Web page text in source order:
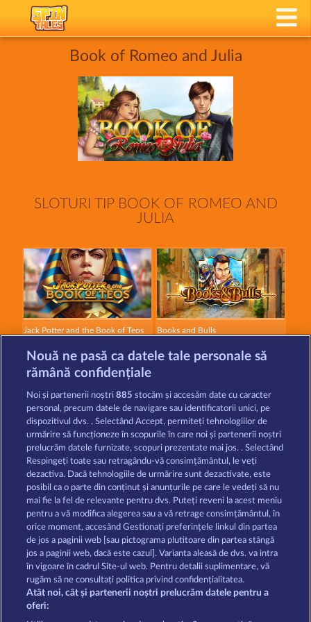
Book of Romeo and Julia
SLOTURI TIP BOOK OF ROMEO AND
JULIA
Jack Potter and the Book of Teos Books and Bulls
Atlas of Legends Magic Book 6
Termeni și condiții
Declarație de confidențialitate
Asistență tehnică Firmă
Întrebări frecvente Program de afiliere
Nouă ne pasă ca datele tale personale să
rămână confidențiale
Noi și partenerii noștri885 stocăm și accesăm date cu caracter
personal, precum datele de navigare sau identificatorii unici, pe
dispozitivul dvs. . Selectând Accept, permiteți tehnologiilor de
urmărire să funcționeze în scopurile în care noi și partenerii noștri
prelucrăm datele furnizate, scopuri prezentate mai jos. . Selectând
Respingeți toate sau retragându-vă consimțământul, le veți
dezactiva. Dacă tehnologiile de urmărire sunt dezactivate, este
posibil ca o parte din conținut și anunțurile pe care le vedeți să nu
mai fie la fel de relevante pentru dvs. Puteți reveni la acest meniu
pentru a vă modifica alegerea sau a vă retrage consimțământul, în
orice moment, accesând Gestionați preferințele linkul din partea
de jos a paginii web [sau pictograma plutitoare din partea stângă
jos a paginii web, dacă este cazul]. Varianta aleasă de dvs. va intra
în vigoare în cadrul Site-ul web. Pentru detalii suplimentare, vă
rugăm să ne consultați politica privind confidențialitatea.
Atât noi, cât și partenerii noștri prelucrăm datele pentru a
oferi: